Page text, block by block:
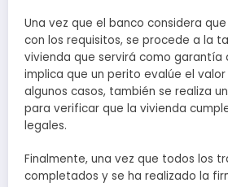
Una vez que el banco considera
con los requisitos, se procede a la
vivienda que servirá como garantía
implica que un perito evalúe el
algunos casos, también se realiza
para verificar que la vivienda
legales.
Finalmente, una vez que todos los
completados y se ha realizado la